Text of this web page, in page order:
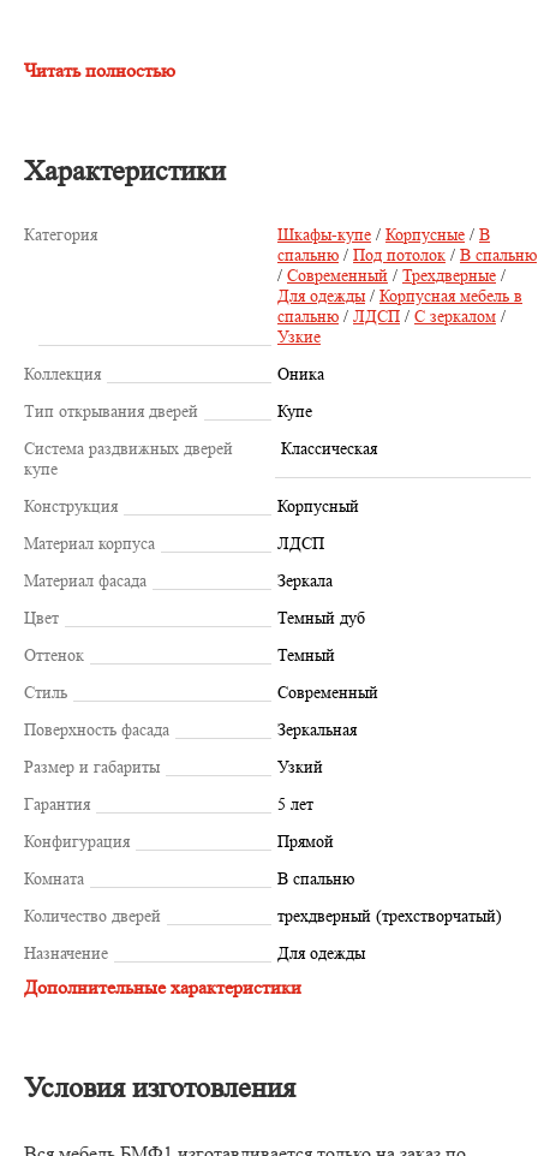
Читать полностью
Характеристики
Категория Шкафы-купе / Корпусные / В
спальню / Под потолок / В спальню
/ Современный / Трехдверные /
Для одежды / Корпусная мебель в
спальню / ЛДСП / С зеркалом /
Узкие
Коллекция
Оника
Тип открывания дверей
Купе
Система раздвижных дверей
купе
Классическая
Конструкция
Корпусный
Материал корпуса
ЛДСП
Материал фасада
Зеркала
Цвет
Темный дуб
Оттенок
Темный
Стиль
Современный
Поверхность фасада
Зеркальная
Размер и габариты
Узкий
Гарантия
5 лет
Конфигурация
Прямой
Комната
В спальню
Количество дверей
трехдверный (трехстворчатый)
Назначение
Для одежды
Дополнительные характеристики
Условия изготовления